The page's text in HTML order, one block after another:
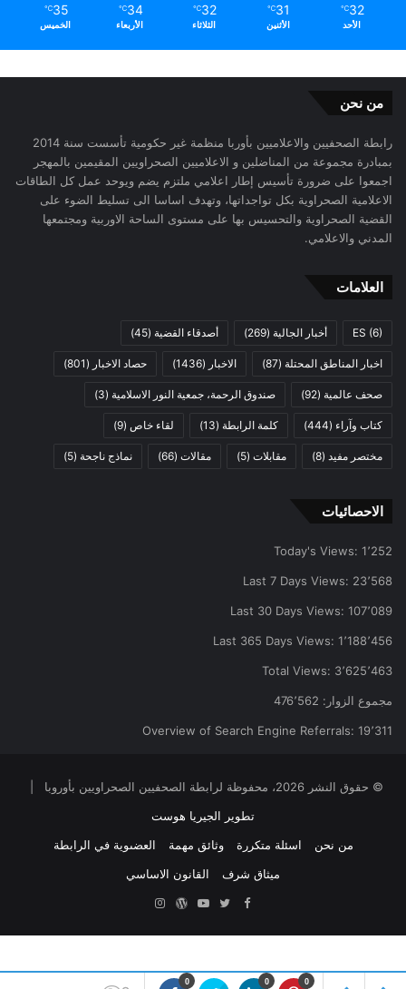
32
℃
الأحد
31
℃
الأثنين
32
℃
الثلاثاء
34
℃
الأربعاء
35
℃
الخميس
من نحن
رابطة الصحفيين والاعلاميين بأوربا منظمة غير حكومية تأسست سنة 2014
بمبادرة مجموعة من المناضلين و الاعلاميين الصحراويين المقيمين بالمهجر
اجمعوا على ضرورة تأسيس إطار اعلامي ملتزم يضم ويوحد عمل كل الطاقات
الاعلامية الصحراوية بكل تواجداتها، وتهدف اساسا الى تسليط الضوء على
القضية الصحراوية والتحسيس بها على مستوى الساحة الاوربية ومجتمعها
المدني والاعلامي.
العلامات
ES (6) أخبار الجالية (269) أصدقاء القضية (45)
اخبار المناطق المحتلة (87) الاخبار (1436) حصاد الاخبار (801)
صحف عالمية (92) صندوق الرحمة، جمعية النور الاسلامية (3)
كتاب وآراء (444) كلمة الرابطة (13) لقاء خاص (9)
مختصر مفيد (8) مقابلات (5) مقالات (66) نماذج ناجحة (5)
الاحصائيات
Today's Views: 1٬252
Last 7 Days Views: 23٬568
Last 30 Days Views: 107٬089
Last 365 Days Views: 1٬188٬456
Total Views: 3٬625٬463
مجموع الزوار: 476٬562
Overview of Search Engine Referrals: 19٬311
© حقوق النشر 2026، محفوظة لرابطة الصحفيين الصحراويين بأوروبا |
تطوير الجيريا هوست
من نحن
اسئلة متكررة وثائق مهمة
العضىوية في الرابطة
ميثاق شرف
القانون الاساسي
Facebook
Twitter
YouTubeووردبريس
0 0 0